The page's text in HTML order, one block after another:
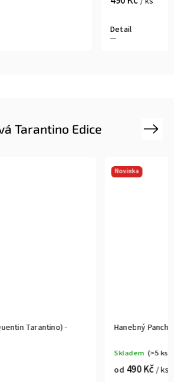
Tarantino Edice
Tarantino) - plakát
Novinka
Reservoir
Skladem
od 490
Next